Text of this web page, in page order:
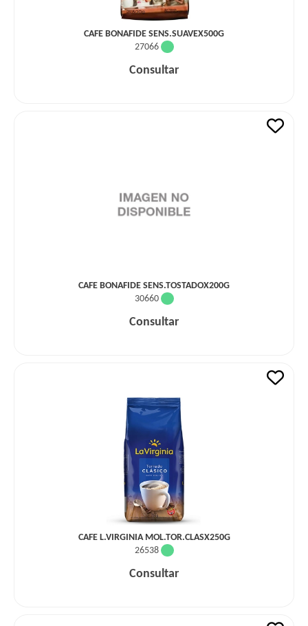
CAFE BONAFIDE SENS.SUAVEX500G
27066
Consultar
CAFE BONAFIDE SENS.TOSTADOX200G
30660
Consultar
CAFE L.VIRGINIA MOL.TOR.CLASX250G
26538
Consultar